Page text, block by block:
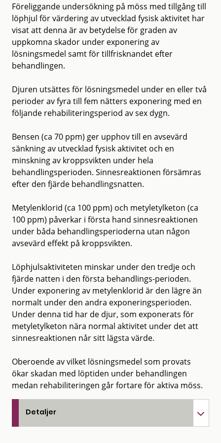
Föreliggande undersökning på möss med tillgång till
löphjul för värdering av utvecklad fysisk aktivitet har
visat att denna är av betydelse för graden av
uppkomna skador under exponering av
lösningsmedel samt för tillfrisknandet efter
behandlingen.
Djuren utsättes för lösningsmedel under en eller två
perioder av fyra till fem nätters exponering med en
följande rehabiliteringsperiod av sex dygn.
Bensen (ca 70 ppm) ger upphov till en avsevärd
sänkning av utvecklad fysisk aktivitet och en
minskning av kroppsvikten under hela
behandlingsperioden. Sinnesreaktionen försämras
efter den fjärde behandlingsnatten.
Metylenklorid (ca 100 ppm) och metyletylketon (ca
100 ppm) påverkar i första hand sinnesreaktionen
under båda behandlingsperioderna utan någon
avsevärd effekt på kroppsvikten.
Löphjulsaktiviteten minskar under den tredje och
fjärde natten i den första behandlings-perioden.
Under exponering av metylenklorid är den lägre än
normalt under den andra exponeringsperioden.
Under denna tid har de djur, som exponerats för
metyletylketon nära normal aktivitet under det att
sinnesreaktionen når sitt lägsta värde.
Oberoende av vilket lösningsmedel som provats
ökar skadan med löptiden under behandlingen
medan rehabiliteringen går fortare för aktiva möss.
Detaljer